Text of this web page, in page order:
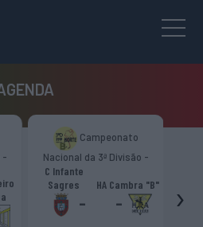
-
Campeonato
Nacional da 3ª Divisão -
Zona Norte “B”
C Infante
Sagres
-
HA Cambra "B"
- ›